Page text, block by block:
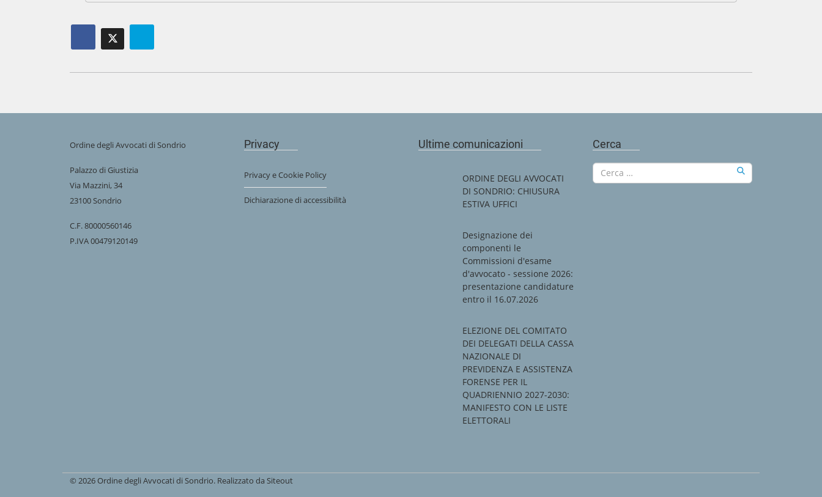
Ordine degli Avvocati di Sondrio
Palazzo di Giustizia
Via Mazzini, 34
23100 Sondrio
C.F. 80000560146
P.IVA 00479120149
Privacy
Privacy e Cookie Policy
Dichiarazione di accessibilità
Ultime comunicazioni
ORDINE DEGLI AVVOCATI
DI SONDRIO: CHIUSURA
ESTIVA UFFICI
Designazione dei
componenti le
Commissioni d'esame
d'avvocato - sessione 2026:
presentazione candidature
entro il 16.07.2026
ELEZIONE DEL COMITATO
DEI DELEGATI DELLA CASSA
NAZIONALE DI
PREVIDENZA E ASSISTENZA
FORENSE PER IL
QUADRIENNIO 2027-2030:
MANIFESTO CON LE LISTE
ELETTORALI
Cerca
© 2026 Ordine degli Avvocati di Sondrio. Realizzato da Siteout